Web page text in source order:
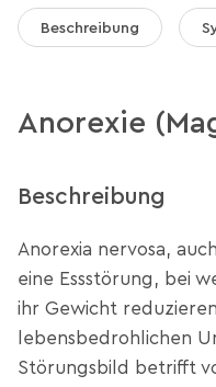
Beschreibung
Anorexie
Beschreibung
Anorexia nervosa,
eine Essstörung, bei
ihr Gewicht
lebensbedrohlichen
Störungsbild betrifft